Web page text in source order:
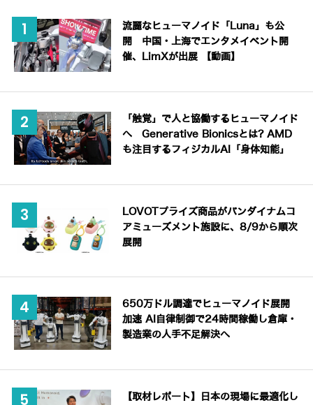
流麗なヒューマノイド「Luna」も公
開 中国・上海でエンタメイベント開
催、LimXが出展 【動画】
「触覚」で人と協働するヒューマノイド
へ Generative Bionicsとは? AMD
も注目するフィジカルAI「身体知能」
LOVOTプライズ商品がバンダイナムコ
アミューズメント施設に、8/9から順次
展開
650万ドル調達でヒューマノイド展開
加速 AI自律制御で24時間稼働し倉庫・
製造業の人手不足解決へ
【取材レポート】日本の現場に最適化し